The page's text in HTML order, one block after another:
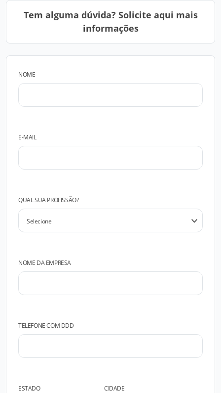
Tem alguma dúvida? Solicite aqui mais
informações
NOME
E-MAIL
QUAL SUA PROFISSÃO?
NOME DA EMPRESA
TELEFONE COM DDD
ESTADO CIDADE